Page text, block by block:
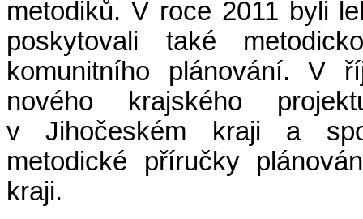
metodiků. V roce 2011 byli
poskytovali také
komunitního plánování. V
nového krajského
v Jihočeském kraji a
metodické příručky
kraji.